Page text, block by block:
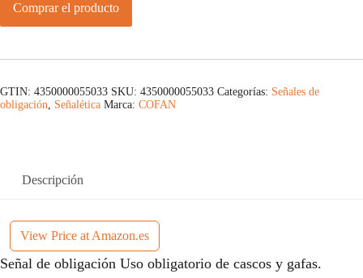
Comprar el producto
GTIN: 4350000055033 SKU: 4350000055033 Categorías: Señales de
obligación, Señalética Marca: COFAN
Descripción
View Price at Amazon.es
Señal de obligación Uso obligatorio de cascos y gafas.